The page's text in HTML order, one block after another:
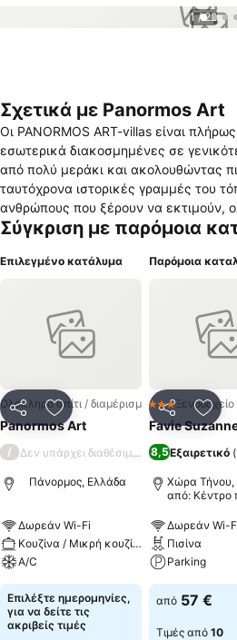
1 / 22
Σχετικά με Panormos Art
Οι PANORMOS ART-villas είναι
εσωτερικά διακοσμημένες σε
από πολύ μεράκι και ακολουθώντας
ταυτόχρονα ιστορικές γραμμές του
ανθρώπους που ξέρουν να εκτιμούν,
ευχάριστη πολυτελή διαμονή !
βρίσκεται στο βορειοδυτικό τμήμα
των συνόρων του Όρμου με θέα τα
πολυτελή σκάφη που συμβάλουν στο
elegant χαρακτήρα των κατασκευών
Σύγκριση με παρόμοια
Επιλεγμένο κατάλυμα
ΚοινοποίησηΠροσθήκη στα αγαπημένα
Ολόκληρο σπίτι / διαμέρισμα
Panormos Art
/ Δεν υπάρχει διαθέσιμη βαθμολογία
Πάνορμος, Ελλάδα
Δωρεάν Wi-Fi
Κουζίνα / Μικρή κουζίνα
A/C
Επιλέξτε ημερομηνίες,
για να δείτε τις
ακριβείς τιμές
Παρόμοια
Κοινοποίηση
3 ΑστέριαΞενοδοχείο
Favie
8,5Εξαιρετικό (
Χώρα Τήνου,
από: Κέντρο
Δωρεάν Wi-
Πισίνα
Parking
από 57 €
Τιμές από 10